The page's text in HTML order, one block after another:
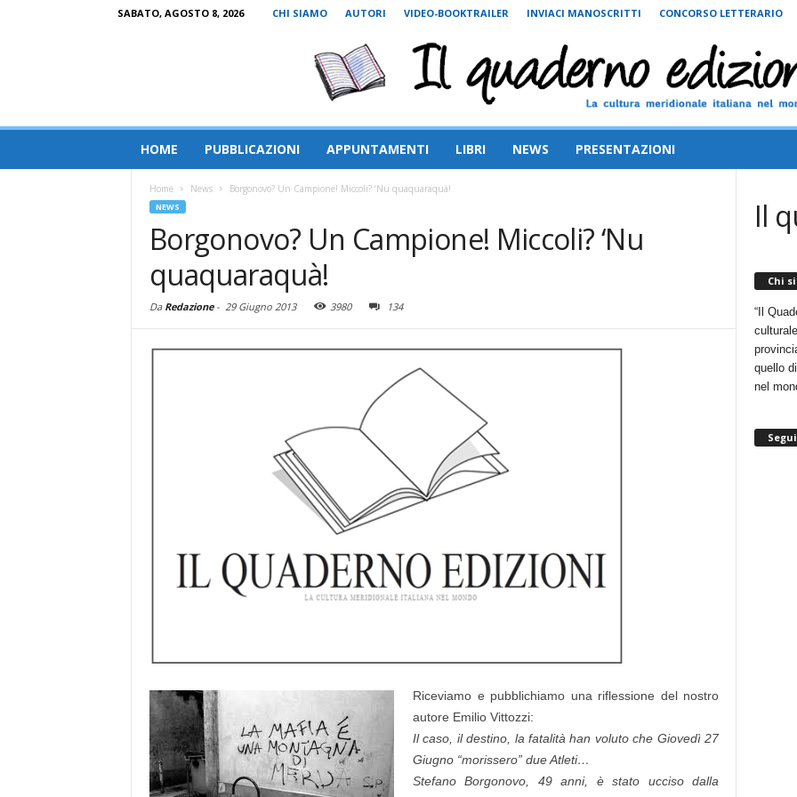
SABATO, AGOSTO 8, 2026 CHI SIAMO AUTORI VIDEO-BOOKTRAILER INVIACI MANOSCRITTI CONCORSO LETTERARIO
HOME PUBBLICAZIONI APPUNTAMENTI LIBRI NEWS PRESENTAZIONI
Home News Borgonovo? Un Campione! Miccoli? ‘Nu quaquaraquà!
NEWS
Borgonovo? Un Campione! Miccoli? ‘Nu
quaquaraquà!
Da Redazione- 29 Giugno 2013 3980 134
Riceviamo e pubblichiamo una riflessione del nostro
autore Emilio Vittozzi:
Il caso, il destino, la fatalità han voluto che Giovedì 27
Giugno “morissero” due Atleti…
Stefano Borgonovo, 49 anni, è stato ucciso dalla
Il
Chi
“Il
quello
nel